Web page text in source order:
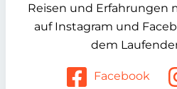
Reisen und Erfahrungen
auf Instagram und
dem
Facebook